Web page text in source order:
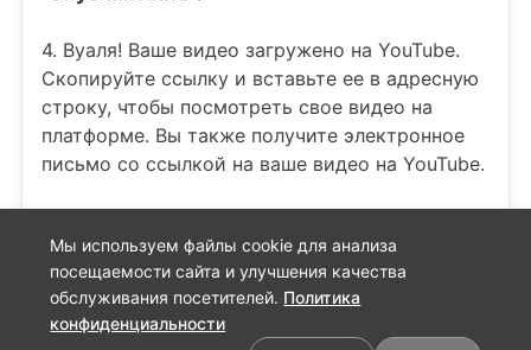
Мы используем файлы cookie для анализа
посещаемости сайта и улучшения качества
обслуживания посетителей. Политика
конфиденциальности
4. Вуаля! Ваше видео загружено на YouTube.
Скопируйте ссылку и вставьте ее в адресную
строку, чтобы посмотреть свое видео на
платформе. Вы также получите электронное
письмо со ссылкой на ваше видео на YouTube.
Предпочтения в отношении файлов cookie